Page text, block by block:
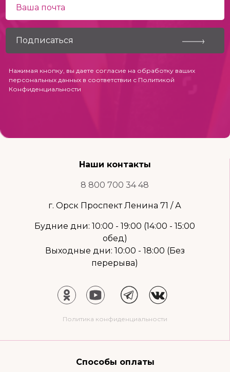
Нажимая кнопку, вы даете согласие на обработку ваших
персональных данных в соответствии с Политикой
Конфиденциальности
Наши контакты
8 800 700 34 48
г. Орск Проспект Ленина 71 / А
Будние дни: 10:00 - 19:00 (14:00 - 15:00
обед)
Выходные дни: 10:00 - 18:00 (Без
перерыва)
Политика конфиденциальности
Способы оплаты